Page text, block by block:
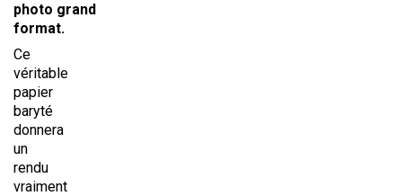
photo grand
format.
Ce
véritable
papier
baryté
donnera
un
rendu
vraiment